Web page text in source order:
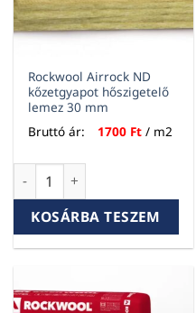
Rockwool Airrock ND
kőzetgyapot hőszigetelő
lemez 30 mm
Bruttó ár:
1700 Ft / m2
Rockwool Airrock ND
KOSÁRBA TESZEM